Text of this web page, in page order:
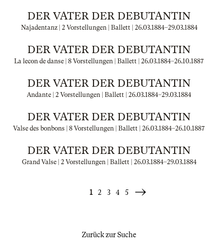
DER VATER DER DEBUTANTIN
Najadentanz | 2 Vorstellungen | Ballett | 26.03.1884–29.03.1884
DER VATER DER DEBUTANTIN
La lecon de danse | 8 Vorstellungen | Ballett | 26.03.1884–26.10.1887
DER VATER DER DEBUTANTIN
Andante | 2 Vorstellungen | Ballett | 26.03.1884–29.03.1884
DER VATER DER DEBUTANTIN
Valse des bonbons | 8 Vorstellungen | Ballett | 26.03.1884–26.10.1887
DER VATER DER DEBUTANTIN
Grand Valse | 2 Vorstellungen | Ballett | 26.03.1884–29.03.1884
1 2 3 4 5
Weiter
Zurück zur Suche